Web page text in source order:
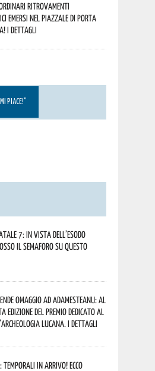
ritrovamenti
emersi nel piazzale di Porta
I dettagli
PIACE!”
7: in vista dell’esodo
il semaforo su questo
omaggio ad Adamesteanu: al
edizione del Premio dedicato al
lucana. I dettagli
temporali in arrivo! Ecco